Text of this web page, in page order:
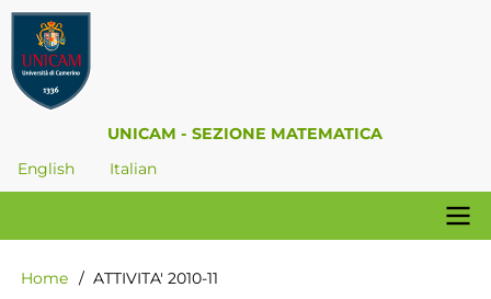
Salta
contenuto
principale
UNICAM - SEZIONE MATEMATICA
English
Italian
principale
Briciole
Home ATTIVITA' 2010-11